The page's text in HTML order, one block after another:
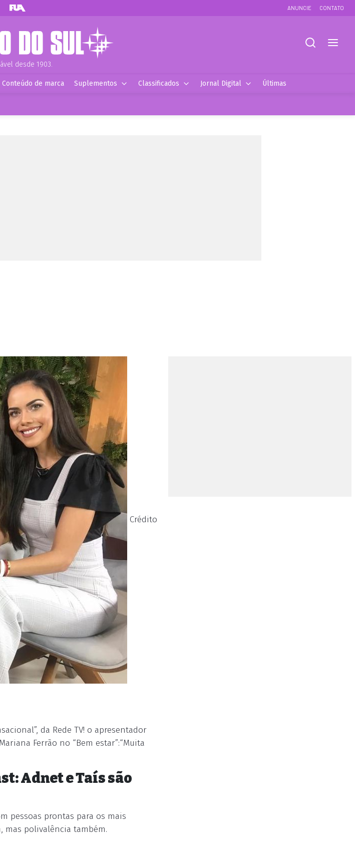
ANUNCIE CONTATO
desde 1903.
Conteúdo de marca Suplementos Classificados Jornal Digital Últimas
Crédito
da Rede TV! o apresentador
Ferrão no “Bem estar”:“Muita
Adnet e Taís são
pessoas prontas para os mais
mas polivalência também.